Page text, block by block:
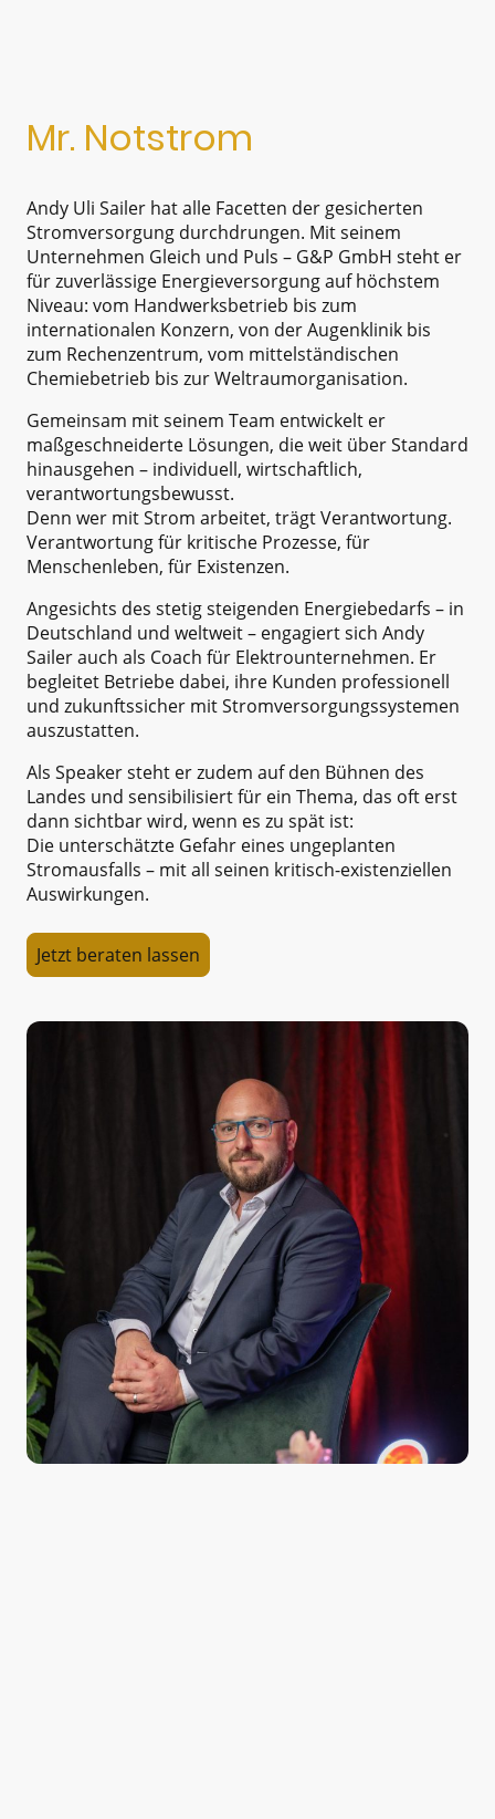
Mr. Notstrom
Andy Uli Sailer hat alle Facetten der gesicherten
Stromversorgung durchdrungen. Mit seinem
Unternehmen Gleich und Puls – G&P GmbH steht er
für zuverlässige Energieversorgung auf höchstem
Niveau: vom Handwerksbetrieb bis zum
internationalen Konzern, von der Augenklinik bis
zum Rechenzentrum, vom mittelständischen
Chemiebetrieb bis zur Weltraumorganisation.
Gemeinsam mit seinem Team entwickelt er
maßgeschneiderte Lösungen, die weit über Standard
hinausgehen – individuell, wirtschaftlich,
verantwortungsbewusst.
Denn wer mit Strom arbeitet, trägt Verantwortung.
Verantwortung für kritische Prozesse, für
Menschenleben, für Existenzen.
Angesichts des stetig steigenden Energiebedarfs – in
Deutschland und weltweit – engagiert sich Andy
Sailer auch als Coach für Elektrounternehmen. Er
begleitet Betriebe dabei, ihre Kunden professionell
und zukunftssicher mit Stromversorgungssystemen
auszustatten.
Als Speaker steht er zudem auf den Bühnen des
Landes und sensibilisiert für ein Thema, das oft erst
dann sichtbar wird, wenn es zu spät ist:
Die unterschätzte Gefahr eines ungeplanten
Stromausfalls – mit all seinen kritisch-existenziellen
Auswirkungen.
Jetzt beraten lassen